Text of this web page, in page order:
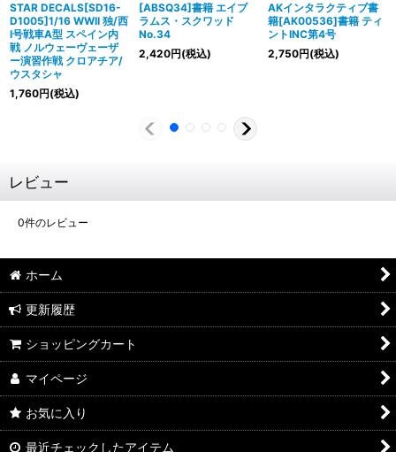
STAR DECALS[SD16-
D1005]1/16 WWII 独/西
I号戦車A型 スペイン内
戦 ノルウェーヴェーザ
ー演習作戦 クロアチア/
ウスタシャ
1,760円(税込)
[ABSQ34]書籍 エイブ
ラムス・スクワッド
No.34
2,420円(税込)
AKインタラクティブ書
籍[AK00536]書籍 ティ
ントINC第4号
2,750円(税込)
レビュー
0件のレビュー
ホーム
更新履歴
ショッピングカート
マイページ
お気に入り
最近チェックしたアイテム